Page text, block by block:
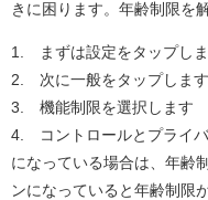
きに困ります。年齢制限を
1. まずは設定をタップし
2. 次に一般をタップします
3. 機能制限を選択します
4. コントロールとプライ
になっている場合は、年齢
ンになっていると年齢制限